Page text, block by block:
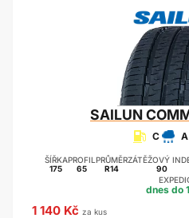
SAILUN
C A
ŠÍŘKA
175
PROFIL
65
PRŮMĚR
R14
ZÁTĚŽOVÝ
90
dnes do
1 140 Kč za kus